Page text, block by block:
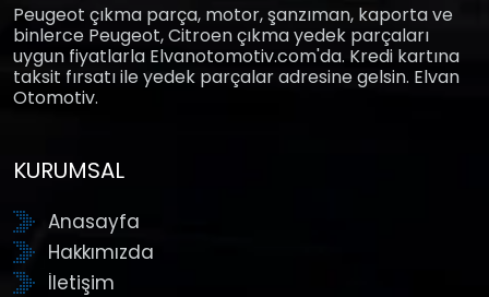
Peugeot çıkma parça, motor, şanzıman, kaporta ve
binlerce Peugeot, Citroen çıkma yedek parçaları
uygun fiyatlarla Elvanotomotiv.com'da. Kredi kartına
taksit fırsatı ile yedek parçalar adresine gelsin. Elvan
Otomotiv.
KURUMSAL
Anasayfa
Hakkımızda
İletişim